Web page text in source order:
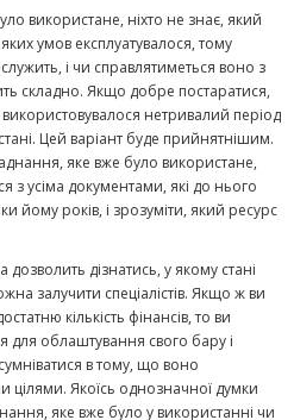
використане, ніхто не знає, який
умов експлуатувалося, тому
і чи справлятиметься воно з
складно. Якщо добре постаратися,
нетривалий період
Цей варіант буде прийнятнішим.
яке вже було використане,
з усіма документами, які до нього
йому років, і зрозуміти, який ресурс
дізнатись, у якому стані
залучити спеціалістів. Якщо ж ви
кількість фінансів, то ви
облаштування свого бару і
в тому, що воно
цілями. Якоїсь однозначної думки
яке вже було у використанні чи